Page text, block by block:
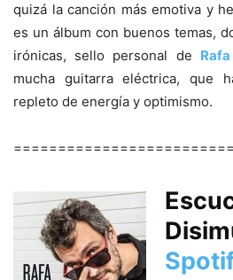
quizá la canción más emotiva y
es un álbum con buenos temas,
irónicas, sello personal de
mucha guitarra eléctrica, que
repleto de energía y optimismo.